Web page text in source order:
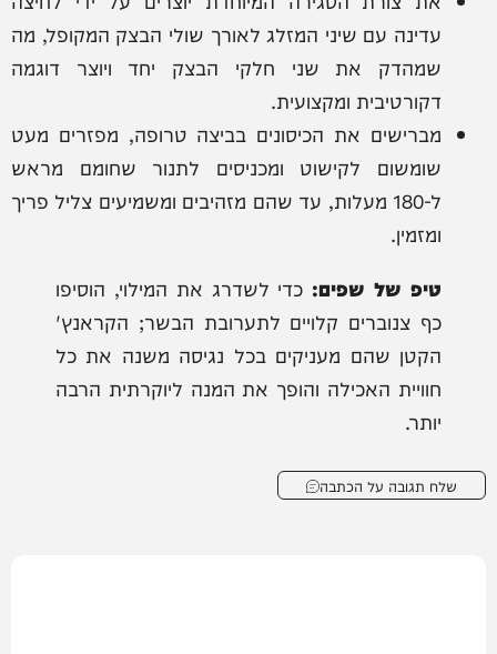
עדינה עם שיני המזלג לאורך שולי הבצק המקופל, מה
שמהדק את שני חלקי הבצק יחד ויוצר דוגמה
דקורטיבית ומקצועית.
מברישים את הכיסונים בביצה טרופה, מפזרים מעט
שומשום לקישוט ומכניסים לתנור שחומם מראש
ל-180 מעלות, עד שהם מזהיבים ומשמיעים צליל פריך
ומזמין.
טיפ של שפים: כדי לשדרג את המילוי, הוסיפו
כף צנוברים קלויים לתערובת הבשר; הקראנץ'
הקטן שהם מעניקים בכל נגיסה משנה את כל
חוויית האכילה והופך את המנה ליוקרתית הרבה
יותר.
שלח תגובה על הכתבה